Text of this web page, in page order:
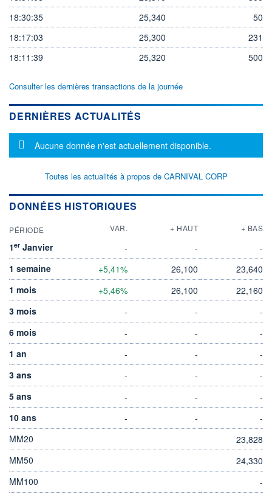
18:30:35
25,340
50
18:17:03
25,300
231
18:11:39
25,320 500
Consulter les dernières transactions de la journée
DERNIÈRES ACTUALITÉS
Message d'information
Aucune donnée n'est actuellement disponible.
Toutes les actualités à propos de CARNIVAL CORP
DONNÉES HISTORIQUES
PÉRIODE VAR. + HAUT + BAS
1er Janvier - -
-
1 semaine
+5,41% 26,100
23,640
1 mois
+5,46% 26,100
22,160
3 mois
- -
-
6 mois
- -
-
1 an
- -
-
3 ans
- -
-
5 ans
- -
-
10 ans
- -
-
MM20
23,828
MM50
24,330
MM100
-